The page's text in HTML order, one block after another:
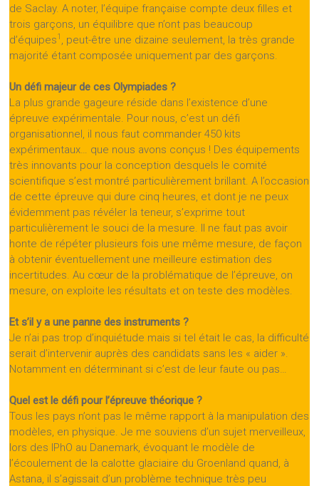
de Saclay. A noter, l’équipe française compte deux filles et
trois garçons, un équilibre que n’ont pas beaucoup
d’équipes1
, peut-être une dizaine seulement, la très grande
majorité étant composée uniquement par des garçons.
Un défi majeur de ces Olympiades ?
La plus grande gageure réside dans l’existence d’une
épreuve expérimentale. Pour nous, c’est un défi
organisationnel, il nous faut commander 450 kits
expérimentaux… que nous avons conçus ! Des équipements
très innovants pour la conception desquels le comité
scientifique s’est montré particulièrement brillant. A l’occasion
de cette épreuve qui dure cinq heures, et dont je ne peux
évidemment pas révéler la teneur, s’exprime tout
particulièrement le souci de la mesure. Il ne faut pas avoir
honte de répéter plusieurs fois une même mesure, de façon
à obtenir éventuellement une meilleure estimation des
incertitudes. Au cœur de la problématique de l’épreuve, on
mesure, on exploite les résultats et on teste des modèles.
Et s’il y a une panne des instruments ?
Je n’ai pas trop d’inquiétude mais si tel était le cas, la difficulté
serait d’intervenir auprès des candidats sans les « aider ».
Notamment en déterminant si c’est de leur faute ou pas…
Quel est le défi pour l’épreuve théorique ?
Tous les pays n’ont pas le même rapport à la manipulation des
modèles, en physique. Je me souviens d’un sujet merveilleux,
lors des IPhO au Danemark, évoquant le modèle de
l’écoulement de la calotte glaciaire du Groenland quand, à
Astana, il s’agissait d’un problème technique très peu